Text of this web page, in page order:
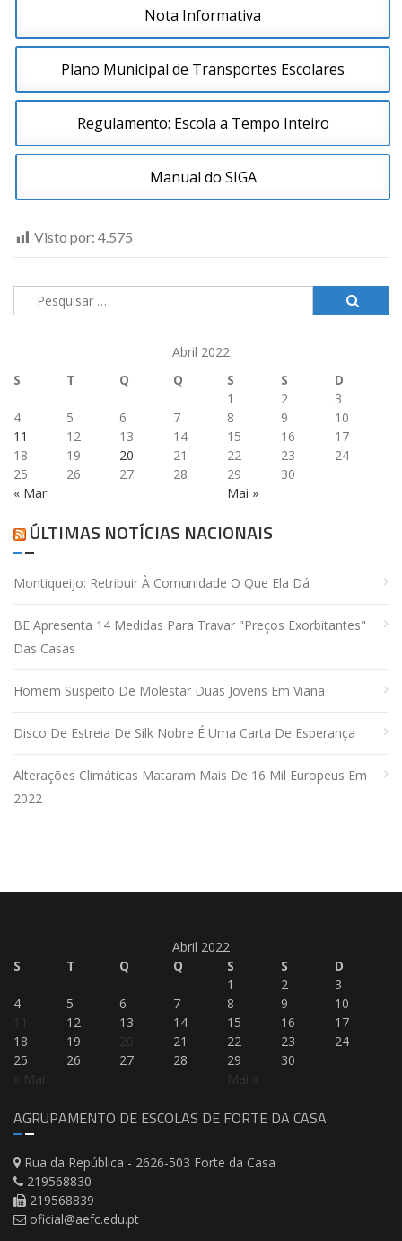
Nota Informativa
Plano Municipal de Transportes Escolares
Regulamento: Escola a Tempo Inteiro
Manual do SIGA
Visto por: 4.575
Pesquisar
por:
Abril 2022
S
T Q Q S S D
« Mar Mai »
1 2
3
4
5 6 7 8 9
10
11
12 13 14 15 16
17
18
19 20 21 22 23
24
25
26 27 28 29 30
ÚLTIMAS NOTÍCIAS NACIONAIS
Montiqueijo: Retribuir À Comunidade O Que Ela Dá
BE Apresenta 14 Medidas Para Travar "preços Exorbitantes"
Das Casas
Homem Suspeito De Molestar Duas Jovens Em Viana
Disco De Estreia De Silk Nobre É Uma Carta De Esperança
Alterações Climáticas Mataram Mais De 16 Mil Europeus Em
2022
Abril 2022
S
T Q Q S S D
« Mar Mai »
1 2
3
4
5 6 7 8 9
10
11
12 13 14 15 16
17
18
19 20 21 22 23
24
25
26 27 28 29 30
AGRUPAMENTO DE ESCOLAS DE FORTE DA CASA
Rua da República - 2626-503 Forte da Casa
219568830
219568839
oficial@aefc.edu.pt